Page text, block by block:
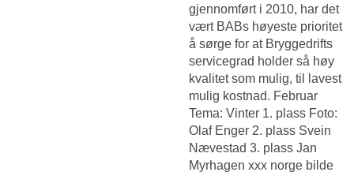
gjennomført i 2010, har det
vært BABs høyeste prioritet
å sørge for at Bryggedrifts
servicegrad holder så høy
kvalitet som mulig, til lavest
mulig kostnad. Februar
Tema: Vinter 1. plass Foto:
Olaf Enger 2. plass Svein
Nævestad 3. plass Jan
Myrhagen xxx norge bilde